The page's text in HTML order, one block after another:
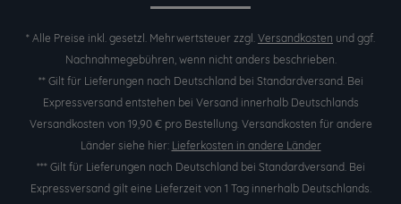
* Alle Preise inkl. gesetzl. Mehrwertsteuer zzgl. Versandkosten und ggf.
Nachnahmegebühren, wenn nicht anders beschrieben.
** Gilt für Lieferungen nach Deutschland bei Standardversand. Bei
Expressversand entstehen bei Versand innerhalb Deutschlands
Versandkosten von 19,90 € pro Bestellung. Versandkosten für andere
Länder siehe hier: Lieferkosten in andere Länder
*** Gilt für Lieferungen nach Deutschland bei Standardversand. Bei
Expressversand gilt eine Lieferzeit von 1 Tag innerhalb Deutschlands.